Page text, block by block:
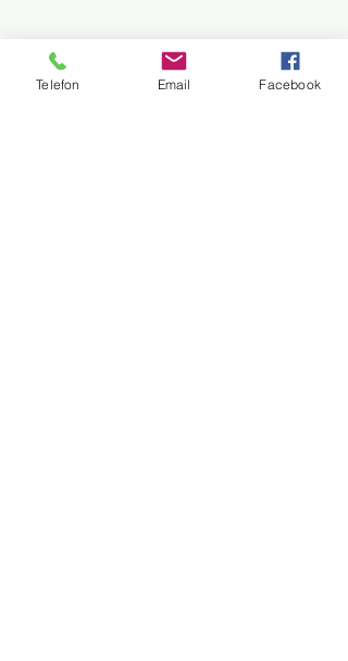
Telefon Email Facebook